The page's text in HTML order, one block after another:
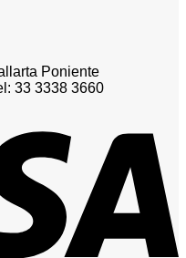
Poniente
33 3338 3660